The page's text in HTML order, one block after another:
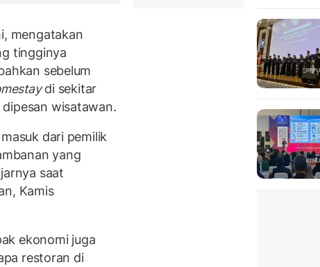
mengatakan
tingginya
sebelum
di sekitar
wisatawan.
dari pemilik
yang
saat
Kamis
ekonomi juga
restoran di